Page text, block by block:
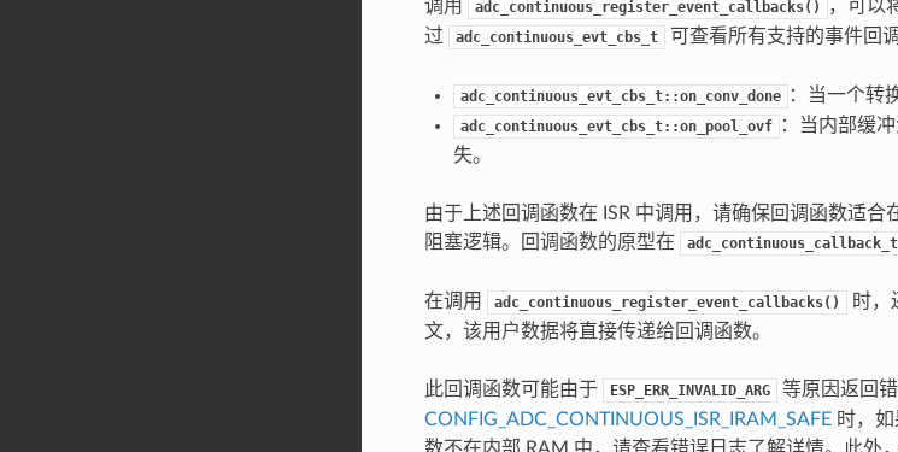
调用 adc_continuous_register_event_callbacks()
，可以
过
adc_continuous_evt_cbs_t 可查看所有支持的事件回调
adc_continuous_evt_cbs_t::on_conv_done ：当一个转
adc_continuous_evt_cbs_t::on_pool_ovf
：当内部缓
失。
由于上述回调函数在 ISR 中调用，请确保回调函数适合
阻塞逻辑。回调函数的原型在
adc_continuous_callback_t
在调用 adc_continuous_register_event_callbacks() 时，
文，该用户数据将直接传递给回调函数。
此回调函数可能由于 ESP_ERR_INVALID_ARG
等原因返回
CONFIG_ADC_CONTINUOUS_ISR_IRAM_SAFE时，如